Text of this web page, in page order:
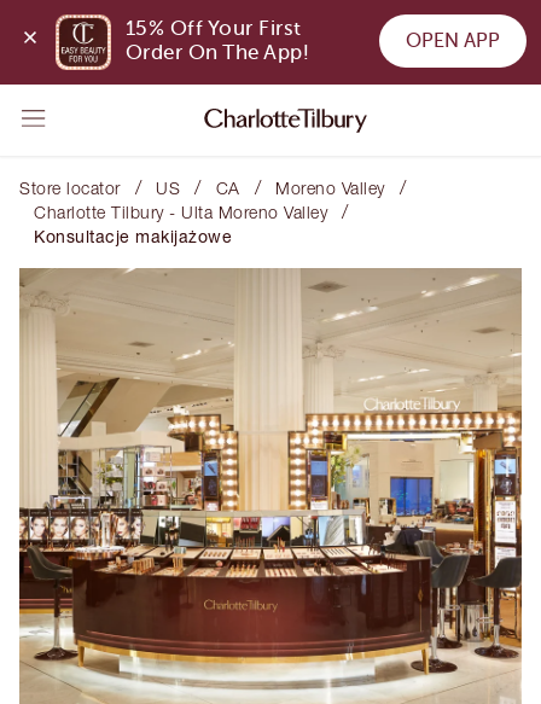
15% Off Your First
Order On The App!
OPEN APP
Store locator / US / CA / Moreno Valley /
Charlotte Tilbury - Ulta Moreno Valley /
Konsultacje makijażowe